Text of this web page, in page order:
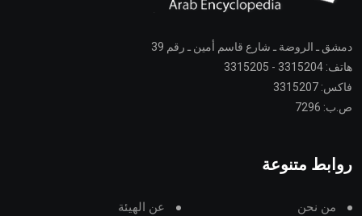
دمشق ـ الروضة ـ شارع قاسم أمين ـ رقم 39
هاتف: 3315204 - 3315205
فاكس: 3315207
ص.ب: 7296
روابط متنوعة
من نحن عن الهيئة